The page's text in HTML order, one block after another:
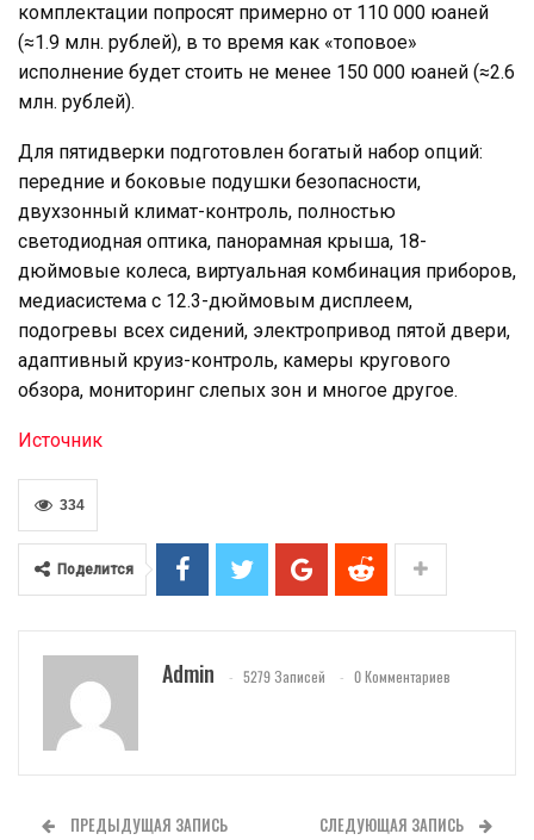
комплектации попросят примерно от 110 000 юаней
(≈1.9 млн. рублей), в то время как «топовое»
исполнение будет стоить не менее 150 000 юаней (≈2.6
млн. рублей).
Для пятидверки подготовлен богатый набор опций:
передние и боковые подушки безопасности,
двухзонный климат-контроль, полностью
светодиодная оптика, панорамная крыша, 18-
дюймовые колеса, виртуальная комбинация приборов,
медиасистема с 12.3-дюймовым дисплеем,
подогревы всех сидений, электропривод пятой двери,
адаптивный круиз-контроль, камеры кругового
обзора, мониторинг слепых зон и многое другое.
Источник
334
Поделится
Admin 5279 Записей 0 Комментариев
ПРЕДЫДУЩАЯ ЗАПИСЬ СЛЕДУЮЩАЯ ЗАПИСЬ